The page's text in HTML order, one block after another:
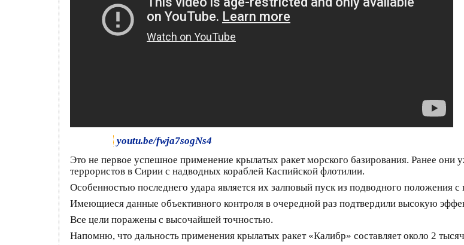
youtu.be/fwja7sogNs4
Это не первое успешное применение крылатых ракет морского базирования. Ранее они
террористов в Сирии с надводных кораблей Каспийской флотилии.
Особенностью последнего удара является их залповый пуск из подводного положения
Имеющиеся данные объективного контроля в очередной раз подтвердили высокую
Все цели поражены с высочайшей точностью.
Напомню, что дальность применения крылатых ракет «Калибр» составляет около 2